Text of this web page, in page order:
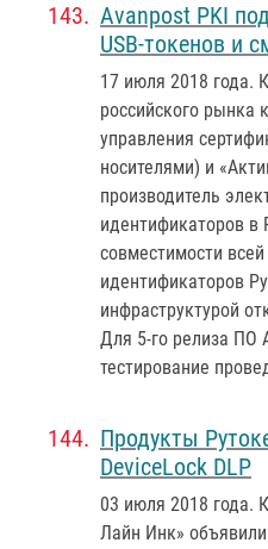
Avanpost PKI
USB-токенов и
17 июля 2018 года.
российского рынка
управления
носителями) и
производитель
идентификаторов в
совместимости
идентификаторов
инфраструктурой
Для 5-го релиза ПО
тестирование
Продукты
DeviceLock DLP
03 июля 2018 года.
Лайн Инк» объявили